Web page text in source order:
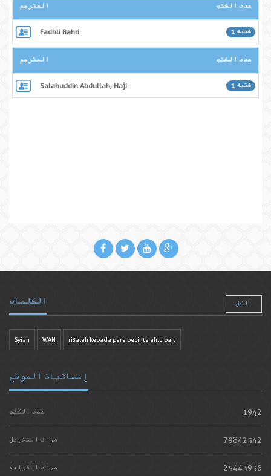
المترجم عدد الكتب
Fadhli Bahri كتبه 1
المترجم عدد الكتب
Salahuddin Abdullah, Haji كتبه 1
الكلمات الكل
Syiah WAN risalah kepada para pecinta ahlu bait
إحصائيات الموقع
عدد الكتب 1942
مرات التنزيل 79842542
مرات القراءة 25443936